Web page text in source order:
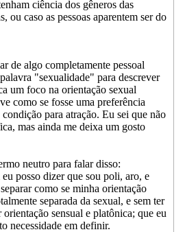
ciência dos gêneros das
ou caso as pessoas aparentem ser do
de algo completamente pessoal
"sexualidade" para descrever
um foco na orientação sexual
como se fosse uma preferência
para atração. Eu sei que não
mas ainda me deixa um gosto
neutro para falar disso:
posso dizer que sou poli, aro, e
como se minha orientação
separada da sexual, e sem ter
sensual e platônica; que eu
necessidade em definir.